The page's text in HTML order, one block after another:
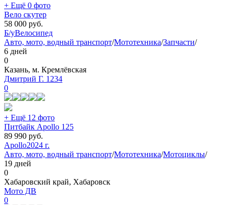
+ Ещё 0 фото
Вело скутер
58 000 руб.
Б/уВелосипед
Авто, мото, водный транспорт/Мототехника/Запчасти/
6 дней
0
Казань, м. Кремлёвская
Дмитрий Г. 1234
0
+ Ещё 12 фото
Питбайк Apollo 125
89 990 руб.
Apollo2024 г.
Авто, мото, водный транспорт/Мототехника/Мотоциклы/
19 дней
0
Хабаровский край, Хабаровск
Мото ДВ
0